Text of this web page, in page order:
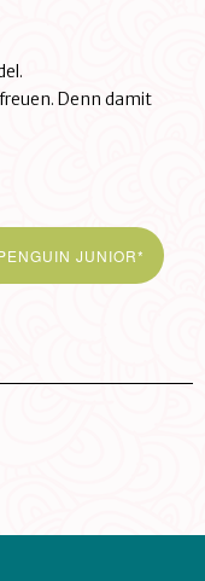
Denn damit
JUNIOR*